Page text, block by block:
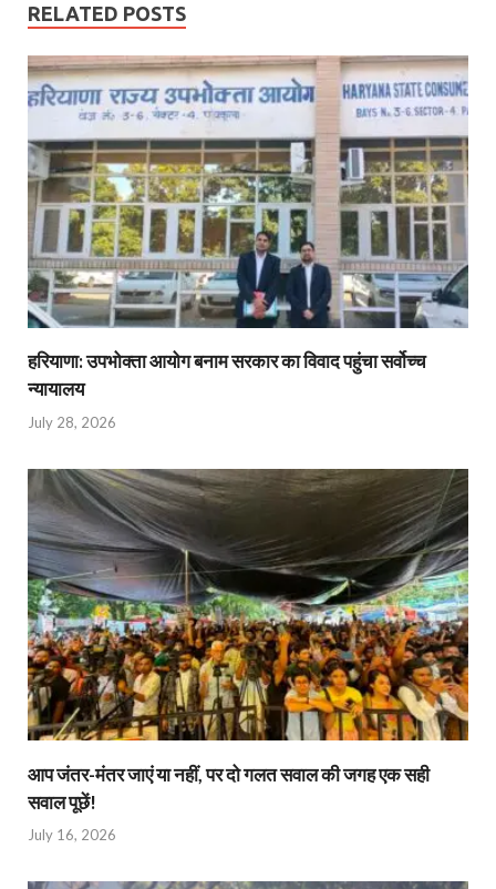
RELATED POSTS
हरियाणा: उपभोक्ता आयोग बनाम सरकार का विवाद पहुंचा सर्वोच्च
न्यायालय
July 28, 2026
आप जंतर-मंतर जाएं या नहीं, पर दो गलत सवाल की जगह एक सही
सवाल पूछें!
July 16, 2026